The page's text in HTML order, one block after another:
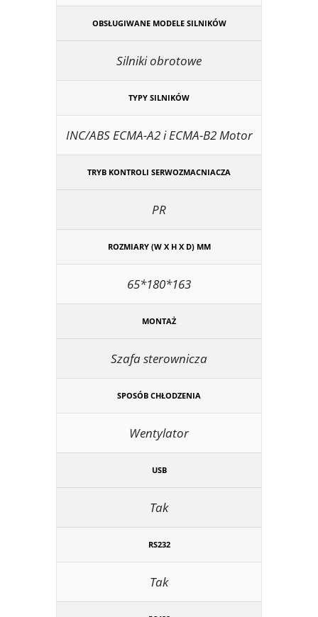
OBSŁUGIWANE MODELE SILNIKÓW
Silniki obrotowe
TYPY SILNIKÓW
INC/ABS ECMA-A2 i ECMA-B2 Motor
TRYB KONTROLI SERWOZMACNIACZA
PR
ROZMIARY (W X H X D) MM
65*180*163
MONTAŻ
Szafa sterownicza
SPOSÓB CHŁODZENIA
Wentylator
USB
Tak
RS232
Tak